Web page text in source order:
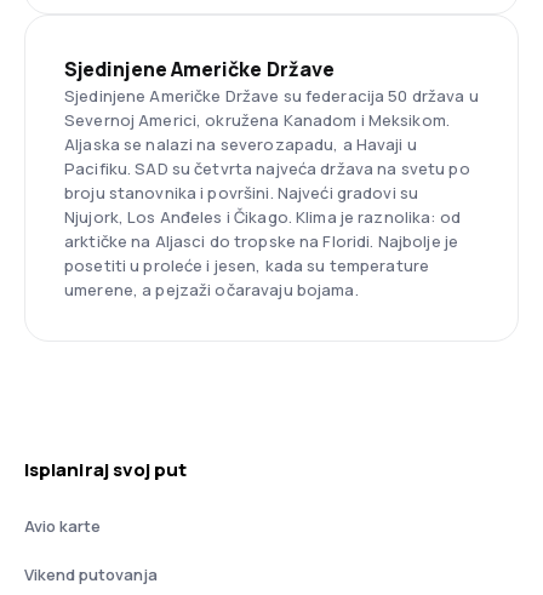
Sjedinjene Američke Države
Sjedinjene Američke Države su federacija 50 država u
Severnoj Americi, okružena Kanadom i Meksikom.
Aljaska se nalazi na severozapadu, a Havaji u
Pacifiku. SAD su četvrta najveća država na svetu po
broju stanovnika i površini. Najveći gradovi su
Njujork, Los Anđeles i Čikago. Klima je raznolika: od
arktičke na Aljasci do tropske na Floridi. Najbolje je
posetiti u proleće i jesen, kada su temperature
umerene, a pejzaži očaravaju bojama.
Isplaniraj svoj put
Avio karte
Vikend putovanja